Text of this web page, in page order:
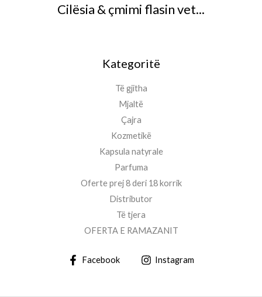
Cilësia & çmimi flasin vet...
Kategoritë
Të gjitha
Mjaltë
Çajra
Kozmetikë
Kapsula natyrale
Parfuma
Oferte prej 8 deri 18 korrik
Distributor
Të tjera
OFERTA E RAMAZANIT
Facebook Instagram